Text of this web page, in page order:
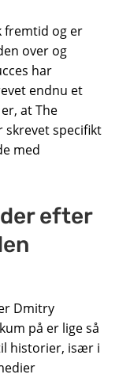
fremtid og er
over og
har
endnu et
at The
skrevet specifikt
med
efter
Dmitry
på er lige så
historier, især i